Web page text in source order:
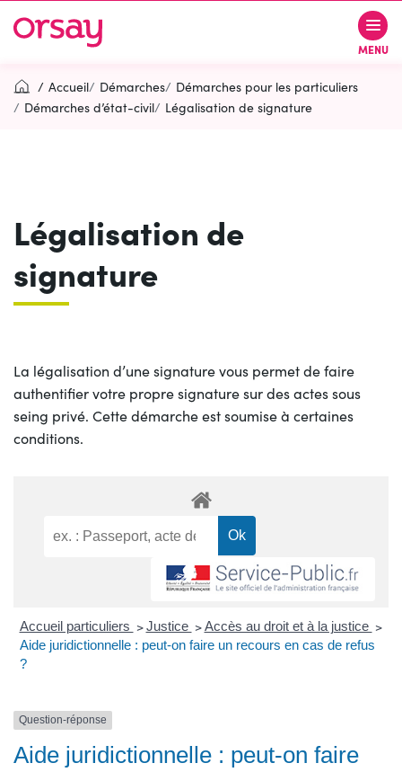
navigation
au
au
page
Ville d’Orsay MENU
Contactez-nous Accessibilité
Accueil Démarches
Démarches pour les particuliers
Démarches d’état-civil
Légalisation de signature
Légalisation de
signature
La légalisation d’une signature vous permet de faire
authentifier votre propre signature sur des actes sous
seing privé. Cette démarche est soumise à certaines
conditions.
Accueil particuliers > Justice > Accès au droit et à la justice >
Aide juridictionnelle : peut-on faire un recours en cas de refus
?
Question-réponse
Aide juridictionnelle : peut-on faire